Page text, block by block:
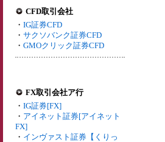
CFD取引会社
・ IG証券CFD
・ サクソバンク証券CFD
・ GMOクリック証券CFD
FX取引会社ア行
・ IG証券[FX]
・ アイネット証券[アイネット
FX]
・ インヴァスト証券【くりっ